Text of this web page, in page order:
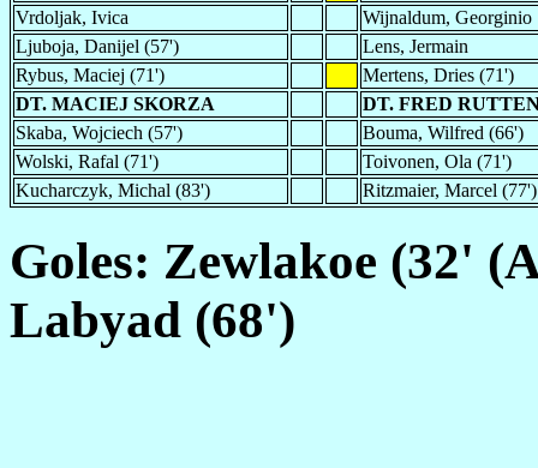
Vrdoljak, Ivica
Wijnaldum, Georginio
Ljuboja, Danijel (57')
Lens, Jermain
Rybus, Maciej (71')
Mertens, Dries (71')
DT. MACIEJ SKORZA
DT. FRED
Skaba, Wojciech (57')
Bouma, Wilfred (66')
Wolski, Rafal (71')
Toivonen, Ola (71')
Kucharczyk, Michal (83')
Ritzmaier, Marcel (77')
Goles: Zewlakoe (32'
Labyad (68')